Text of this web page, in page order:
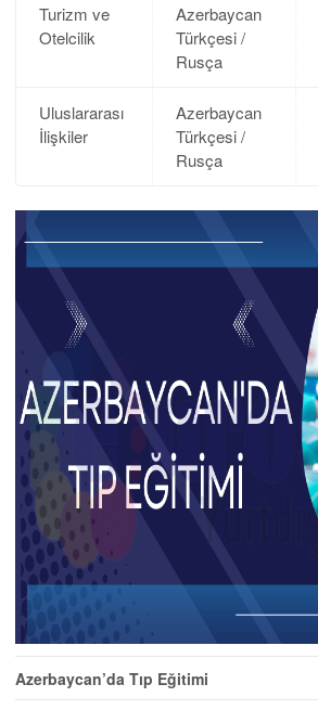
Turizm ve
Otelcilik
Azerbaycan
Türkçesi /
Rusça
Uluslararası
İlişkiler
Azerbaycan
Türkçesi /
Rusça
Azerbaycan’da Tıp Eğitimi